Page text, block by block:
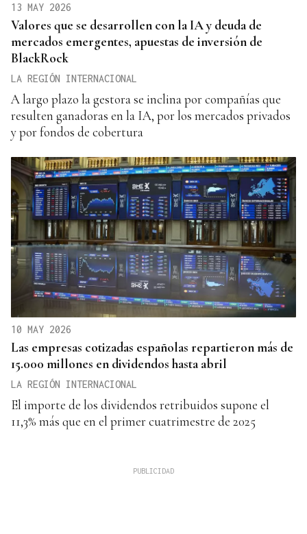
13 MAY 2026
Valores que se desarrollen con la IA y deuda de
mercados emergentes, apuestas de inversión de
BlackRock
LA REGIÓN INTERNACIONAL
A largo plazo la gestora se inclina por compañías que
resulten ganadoras en la IA, por los mercados privados
y por fondos de cobertura
10 MAY 2026
Las empresas cotizadas españolas repartieron más de
15.000 millones en dividendos hasta abril
LA REGIÓN INTERNACIONAL
El importe de los dividendos retribuidos supone el
11,3% más que en el primer cuatrimestre de 2025